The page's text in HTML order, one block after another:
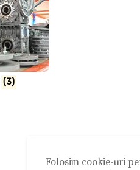
(3)
Folosim cookie-uri